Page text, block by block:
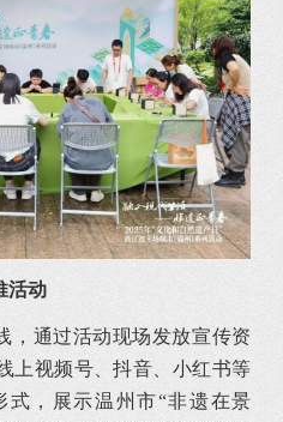
活动
，通过活动现场发放宣传资
上视频号、抖音、小红书等
，展示温州市“非遗在景